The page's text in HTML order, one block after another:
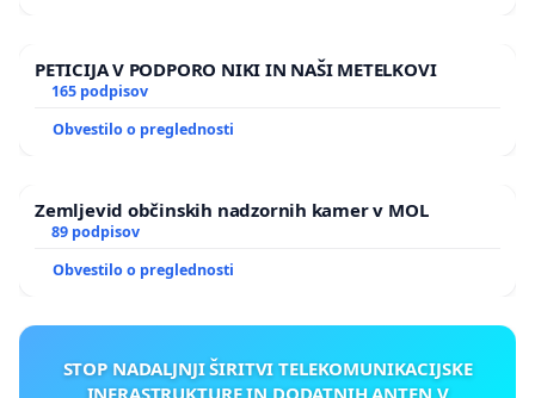
PETICIJA V PODPORO NIKI IN NAŠI METELKOVI
165 podpisov
Obvestilo o preglednosti
Zemljevid občinskih nadzornih kamer v MOL
89 podpisov
Obvestilo o preglednosti
STOP NADALJNJI ŠIRITVI TELEKOMUNIKACIJSKE
INFRASTRUKTURE IN DODATNIH ANTEN V